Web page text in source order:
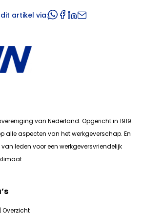
artikel via:
van Nederland. Opgericht in 1919.
alle aspecten van het werkgeverschap. En
leden voor een werkgeversvriendelijk
Overzicht